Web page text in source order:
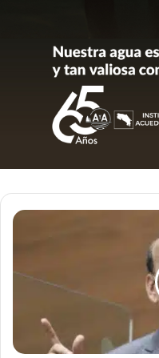
Estados
diputados
costarricenses